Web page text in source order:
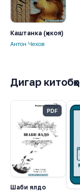
Каштанка (ҳикоя)
Антон Чехов
Дигар китобҳо
PDF
Шаби ялдо